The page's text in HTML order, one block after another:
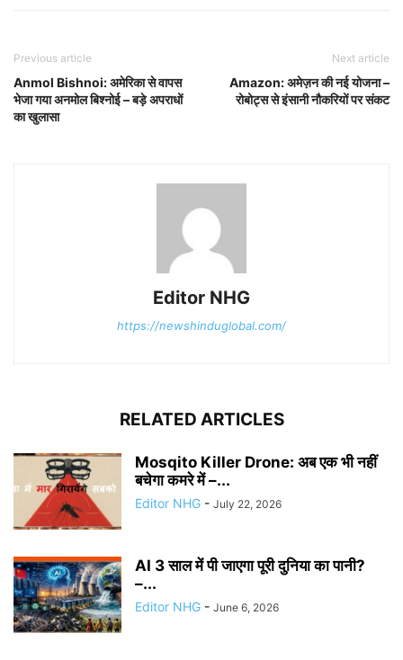
Previous article
Anmol Bishnoi: अमेरिका से वापस
भेजा गया अनमोल बिश्नोई – बड़े अपराधों
का खुलासा
Next article
Amazon: अमेज़न की नई योजना –
रोबोट्स से इंसानी नौकरियों पर संकट
Editor NHG
https://newshinduglobal.com/
RELATED ARTICLES
Mosqito Killer Drone: अब एक भी नहीं
बचेगा कमरे में –...
Editor NHG - July 22, 2026
AI 3 साल में पी जाएगा पूरी दुनिया का पानी?
–...
Editor NHG - June 6, 2026